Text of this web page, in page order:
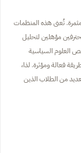
تُعنى هذه المنظمات
محترفين مؤهلين لتحليل
العلوم السياسية
فعالة ومؤثرة. لذا،
من الطلاب الذين